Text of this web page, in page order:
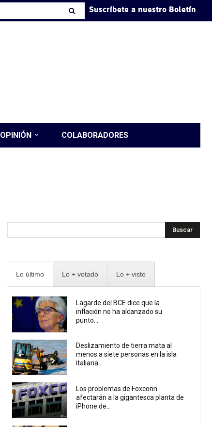
Suscríbete a nuestro Boletín
OPINIÓN COLABORADORES
Buscar
Lo último Lo + votado Lo + visto
Lagarde del BCE dice que la
inflación no ha alcanzado su
punto...
Deslizamiento de tierra mata al
menos a siete personas en la isla
italiana...
Los problemas de Foxconn
afectarán a la gigantesca planta de
iPhone de...